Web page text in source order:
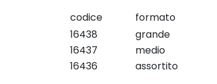
codice
formato
16438
grande
16437
medio
16436
assortito